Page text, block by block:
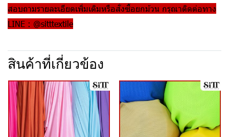
สอบถามรายละเอียดเพิ่มเติมหรือสั่งซื้อยกม้วน กรุณาติดต่อทาง
LINE : @sitttextile
สินค้าที่เกี่ยวข้อง